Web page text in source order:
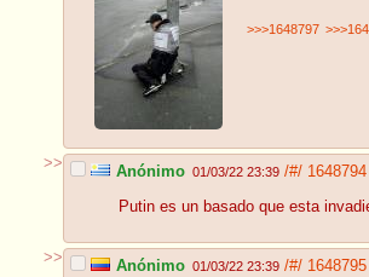
>>>1648797
>> Anónimo 01/03/22 23:39 /#/ 1648794
Putin es un basado que esta
>> Anónimo 01/03/22 23:39 /#/ 1648795